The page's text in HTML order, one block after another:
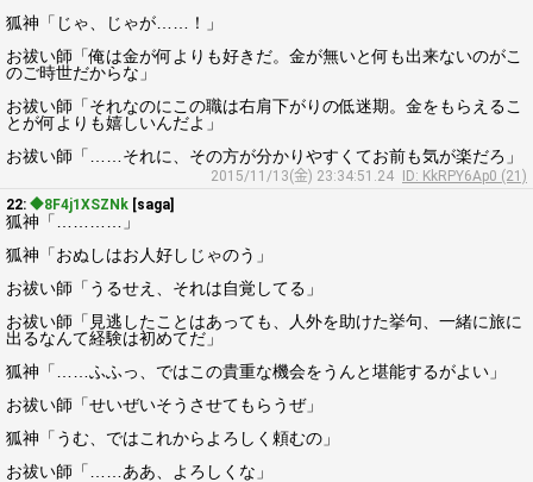
狐神「じゃ、じゃが……！」
お祓い師「俺は金が何よりも好きだ。金が無いと何も出来ないのがこ
のご時世だからな」
お祓い師「それなのにこの職は右肩下がりの低迷期。金をもらえるこ
とが何よりも嬉しいんだよ」
お祓い師「……それに、その方が分かりやすくてお前も気が楽だろ」
2015/11/13(金) 23:34:51.24
ID: KkRPY6Ap0 (21)
22: ◆8F4j1XSZNk [saga]
狐神「…………」
狐神「おぬしはお人好しじゃのう」
お祓い師「うるせえ、それは自覚してる」
お祓い師「見逃したことはあっても、人外を助けた挙句、一緒に旅に
出るなんて経験は初めてだ」
狐神「……ふふっ、ではこの貴重な機会をうんと堪能するがよい」
お祓い師「せいぜいそうさせてもらうぜ」
狐神「うむ、ではこれからよろしく頼むの」
お祓い師「……ああ、よろしくな」